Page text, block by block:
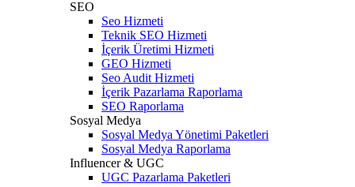
SEO
Seo Hizmeti
Teknik SEO Hizmeti
İçerik Üretimi Hizmeti
GEO Hizmeti
Seo Audit Hizmeti
İçerik Pazarlama Raporlama
SEO Raporlama
Sosyal Medya
Sosyal Medya Yönetimi Paketleri
Sosyal Medya Raporlama
Influencer & UGC
UGC Pazarlama Paketleri